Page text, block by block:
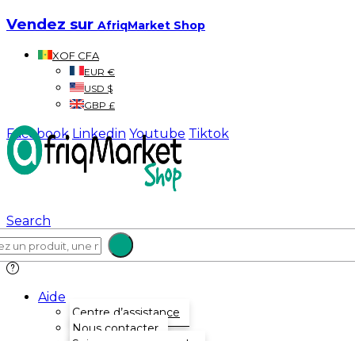
Vendez sur AfriqMarket Shop
XOF CFA
EUR €
USD $
GBP £
Facebook Linkedin Youtube Tiktok
Search
Aide
Centre d’assistance
Nous contacter